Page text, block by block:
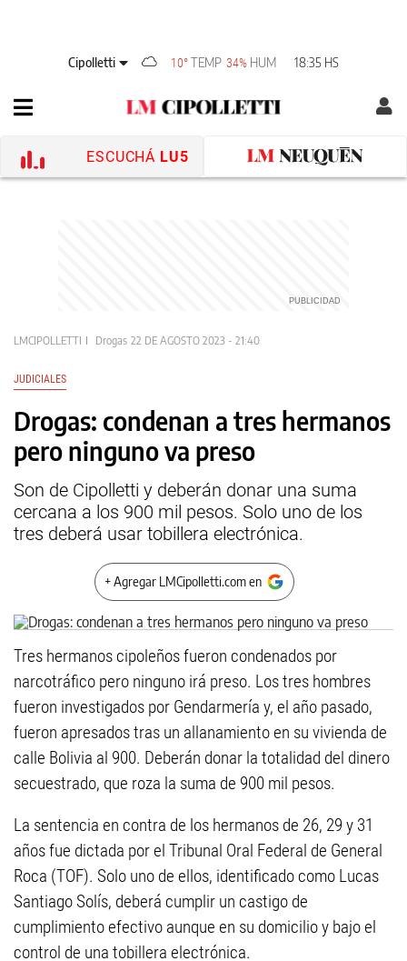
Cipolletti 10° TEMP 34% HUM 18:35 HS
ESCUCHÁ LU5
LMCIPOLLETTI Drogas 22 DE AGOSTO 2023 - 21:40
JUDICIALES
Drogas: condenan a tres hermanos
pero ninguno va preso
Son de Cipolletti y deberán donar una suma
cercana a los 900 mil pesos. Solo uno de los
tres deberá usar tobillera electrónica.
+ Agregar LMCipolletti.com en
Tres hermanos cipoleños fueron condenados por
narcotráfico pero ninguno irá preso. Los tres hombres
fueron investigados por Gendarmería y, el año pasado,
fueron apresados tras un allanamiento en su vivienda de
calle Bolivia al 900. Deberán donar la totalidad del dinero
secuestrado, que roza la suma de 900 mil pesos.
La sentencia en contra de los hermanos de 26, 29 y 31
años fue dictada por el Tribunal Oral Federal de General
Roca (TOF). Solo uno de ellos, identificado como Lucas
Santiago Solís, deberá cumplir un castigo de
cumplimiento efectivo aunque en su domicilio y bajo el
control de una tobillera electrónica.